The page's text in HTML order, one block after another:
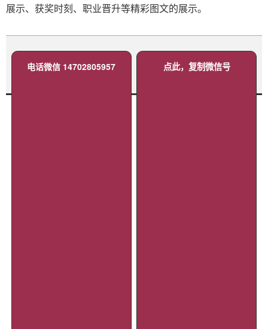
展示、获奖时刻、职业晋升等精彩图文的展示。
电话微信 14702805957 点此，复制微信号